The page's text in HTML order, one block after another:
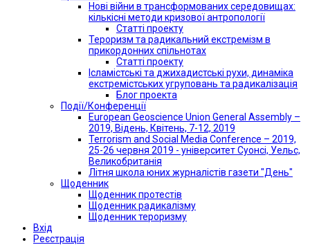
Нові війни в трансформованих середовищах:
кількісні методи кризової антропології
Статті проекту
Тероризм та радикальний екстремізм в
прикордонних спільнотах
Статті проекту
Ісламістські та джихадистські рухи, динаміка
екстремістських угруповань та радикалізація
Блог проекта
Події/Конференції
European Geoscience Union General Assembly –
2019, Відень, Квітень, 7-12, 2019
Terrorism and Social Media Conference – 2019,
25-26 червня 2019 - університет Суонсі, Уельс,
Великобританія
Літня школа юних журналістів газети "День"
Щоденник
Щоденник протестів
Щоденник радикалізму
Щоденник тероризму
Вхід
Реєстрація